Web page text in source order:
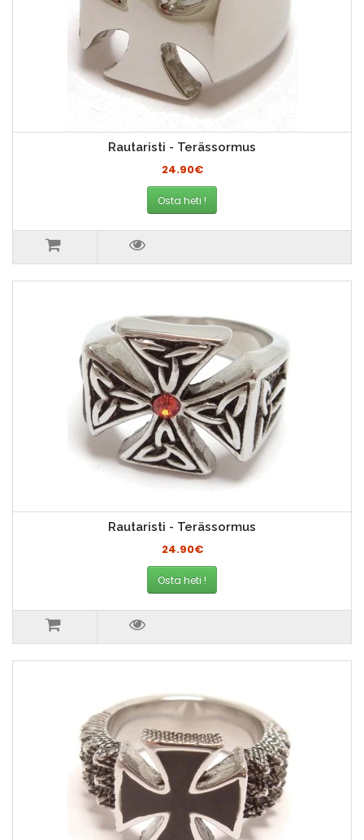
Rautaristi - Terässormus
24.90€
Osta heti !
Rautaristi - Terässormus
24.90€
Osta heti !